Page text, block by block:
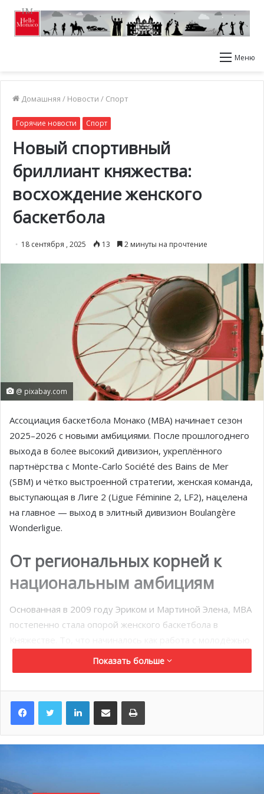
Меню
Домашняя / Новости / Спорт
Горячие новости Спорт
Новый спортивный
бриллиант княжества:
восхождение женского
баскетбола
18 сентября , 2025 13 2 минуты на прочтение
@ pixabay.com
Ассоциация баскетбола Монако (MBA) начинает сезон
2025–2026 с новыми амбициями. После прошлогоднего
выхода в более высокий дивизион, укреплённого
партнёрства с Monte-Carlo Société des Bains de Mer
(SBM) и чётко выстроенной стратегии, женская команда,
выступающая в Лиге 2 (Ligue Féminine 2, LF2), нацелена
на главное — выход в элитный дивизион Boulangère
Wonderligue.
От региональных корней к
национальным амбициям
Основанная в 2009 году Эриком и Мартиной Элена, MBA
постепенно стала опорой женского баскетбола в
и участие в региональных соревнованиях, сегодня
выросло в клуб, имеющий команду во втором по
— LF2.
в LF2, что стало гордостью не только для клуба, но и для
Показать больше
LinkedInПоделиться по электронной почте Распечатать